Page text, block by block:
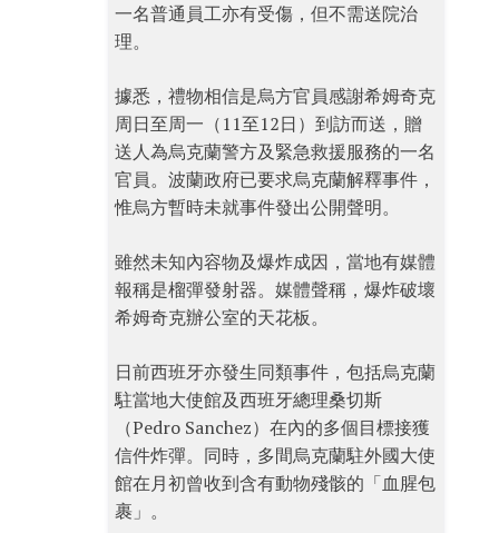
一名普通員工亦有受傷，但不需送院治
理。
據悉，禮物相信是烏方官員感謝希姆奇克
周日至周一（11至12日）到訪而送，贈
送人為烏克蘭警方及緊急救援服務的一名
官員。波蘭政府已要求烏克蘭解釋事件，
惟烏方暫時未就事件發出公開聲明。
雖然未知內容物及爆炸成因，當地有媒體
報稱是榴彈發射器。媒體聲稱，爆炸破壞
希姆奇克辦公室的天花板。
日前西班牙亦發生同類事件，包括烏克蘭
駐當地大使館及西班牙總理桑切斯
（Pedro Sanchez）在內的多個目標接獲
信件炸彈。同時，多間烏克蘭駐外國大使
館在月初曾收到含有動物殘骸的「血腥包
裹」。